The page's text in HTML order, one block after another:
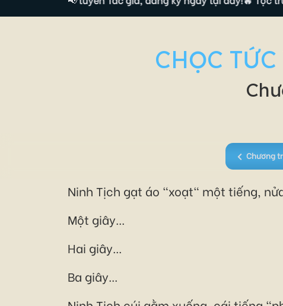
CHỌC
Chương
Ninh Tịch gạt áo "xoạt" một tiếng,
Một giây...
Hai giây...
Ba giây...